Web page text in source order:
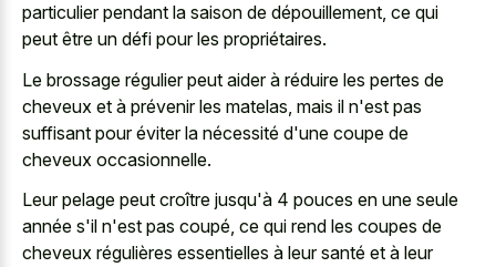
particulier pendant la saison de dépouillement, ce qui
peut être un défi pour les propriétaires.
Le brossage régulier peut aider à réduire les pertes de
cheveux et à prévenir les matelas, mais il n'est pas
suffisant pour éviter la nécessité d'une coupe de
cheveux occasionnelle.
Leur pelage peut croître jusqu'à 4 pouces en une seule
année s'il n'est pas coupé, ce qui rend les coupes de
cheveux régulières essentielles à leur santé et à leur